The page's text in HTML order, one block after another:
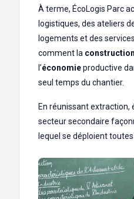
À terme, ÉcoLogis Parc
logistiques, des ateliers
logements et des
comment la construction
l’économieproductive
seul temps du chantier.
En réunissant extraction,
secteur secondaire
lequel se déploient